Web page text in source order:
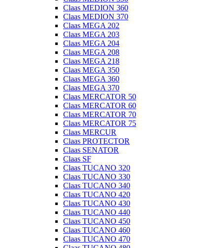
Claas MEDION 360
Claas MEDION 370
Claas MEGA 202
Claas MEGA 203
Claas MEGA 204
Claas MEGA 208
Claas MEGA 218
Claas MEGA 350
Claas MEGA 360
Claas MEGA 370
Claas MERCATOR 50
Claas MERCATOR 60
Claas MERCATOR 70
Claas MERCATOR 75
Claas MERCUR
Claas PROTECTOR
Claas SENATOR
Claas SF
Claas TUCANO 320
Claas TUCANO 330
Claas TUCANO 340
Claas TUCANO 420
Claas TUCANO 430
Claas TUCANO 440
Claas TUCANO 450
Claas TUCANO 460
Claas TUCANO 470